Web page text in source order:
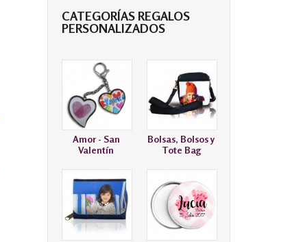
CATEGORÍAS REGALOS
PERSONALIZADOS
Amor - San
Valentín
Bolsas, Bolsos y
Tote Bag